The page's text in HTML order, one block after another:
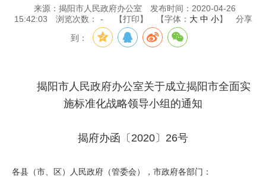
来源：揭阳市人民政府办公室
发布时间：2020-04-26
15:42:03
浏览次数： - 【打印】 【字体： 大 中 小】 分享
到：
揭阳市人民政府办公室关于成立揭阳市全面实
施标准化战略领导小组的通知
揭府办函〔2020〕26号
各县（市、区）人民政府（管委会），市政府各部门：